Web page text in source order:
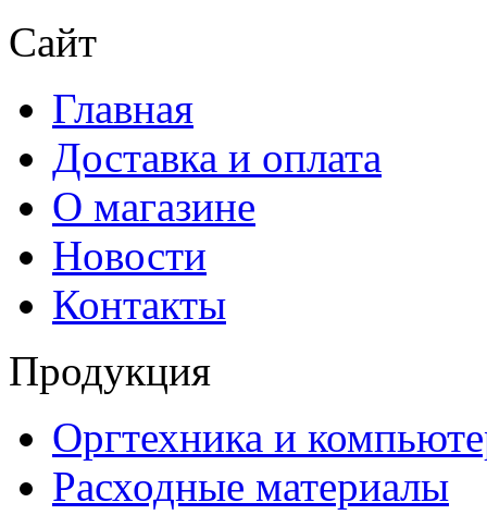
Сайт
Главная
Доставка и оплата
О магазине
Новости
Контакты
Продукция
Оргтехника и
Расходные материалы